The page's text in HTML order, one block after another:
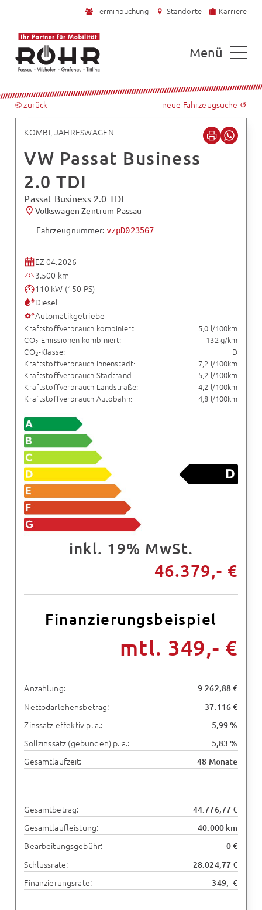
Terminbuchung Standorte Karriere
Menü
⧀ zurück neue Fahrzeugsuche ↺
KOMBI, JAHRESWAGEN
VW Passat Business
2.0 TDI
Passat Business 2.0 TDI
Volkswagen Zentrum Passau
Fahrzeugnummer: vzpD023567
EZ 04.2026
3.500 km
110 kW (150 PS)
Diesel
Automatikgetriebe
Kraftstoffverbrauch kombiniert:
5,0 l/100km
CO2-Emissionen kombiniert:
132 g/km
CO2-Klasse:
D
Kraftstoffverbrauch Innenstadt:
7,2 l/100km
Kraftstoffverbrauch Stadtrand:
5,2 l/100km
Kraftstoffverbrauch Landstraße:
4,2 l/100km
Kraftstoffverbrauch Autobahn:
4,8 l/100km
inkl. 19% MwSt.
46.379,- €
Finanzierungsbeispiel
mtl. 349,- €
Anzahlung: 9.262,88 €
Nettodarlehensbetrag: 37.116 €
Zinssatz effektiv p. a.: 5,99 %
Sollzinssatz (gebunden) p. a.: 5,83 %
Gesamtlaufzeit: 48 Monate
Gesamtbetrag: 44.776,77 €
Gesamtlaufleistung: 40.000 km
Bearbeitungsgebühr: 0 €
Schlussrate: 28.024,77 €
Finanzierungsrate: 349,- €